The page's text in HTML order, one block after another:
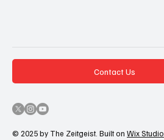
© 2025 by The Zeitgeist. Built on Wix Studio
Contact Us